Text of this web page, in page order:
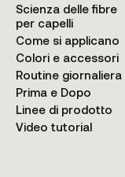
Scienza delle fibre
per capelli
Come si applicano
Colori e accessori
Routine giornaliera
Prima e Dopo
Linee di prodotto
Video tutorial